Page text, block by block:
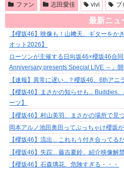
ファン 志田愛佳 vivi ブ
最新ニュ
【櫻坂46】映像も！山﨑天、ギターをか
オット2026】
ローソンが主催する日向坂46×櫻坂46合
Anniversary presents Special LIVE ～」開
【速報】異常に遅い...？櫻坂46、6thアニ
【櫻坂46】まさかの知らせも... Buddies
ーツ】
【櫻坂46】村山美羽、まさかの場所で見
岡本アルノ池田奥田ってぶっちゃけ櫻坂
【櫻坂46】流出... これもう付き合ってる
【櫻坂46】失踪... 藤吉夏鈴、紹介映像解
【櫻坂46】石森璃花、危険すぎる・・・